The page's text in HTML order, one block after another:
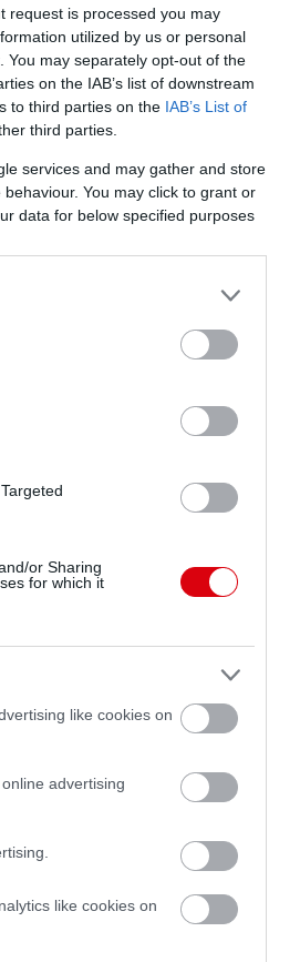
request is processed you may
utilized by us or personal
may separately opt-out of the
on the IAB’s list of downstream
to third parties on the IAB’s List of
third parties.
services and may gather and store
You may click to grant or
data for below specified purposes
or Sharing
for which it
like cookies on
advertising
like cookies on
Ligáját,
mielőtt a
londoni
is
csapatot
Altay Bayindir
Andreas
Angol
Aston Villa
Benjamin